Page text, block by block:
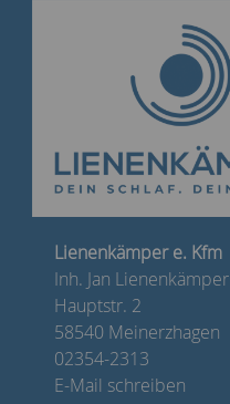
Lienenkämper e. Kfm
Inh. Jan Lienenkämper
Hauptstr. 2
58540 Meinerzhagen
02354-2313
E-Mail schreiben